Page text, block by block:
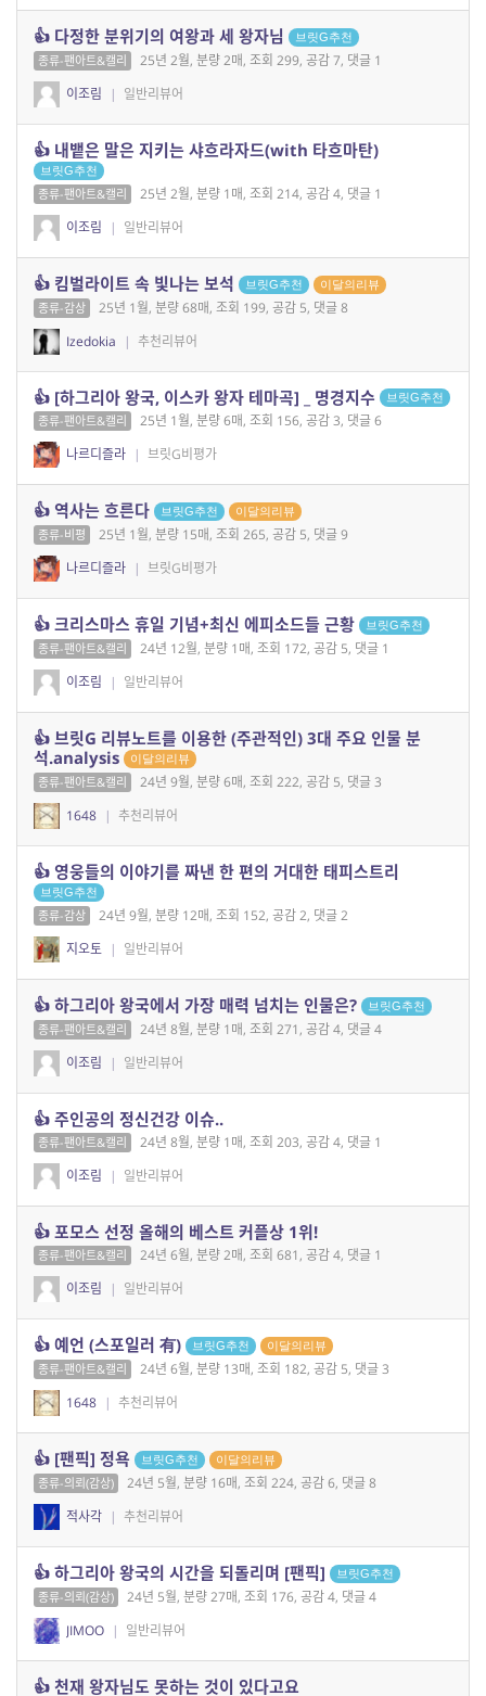
👍 다정한 분위기의 여왕과 세 왕자님 브릿G추천
종류-팬아트&캘리
25년 2월, 분량 2매, 조회 299, 공감 7, 댓글 1
이조림
| 일반리뷰어
👍 내뱉은 말은 지키는 샤흐라자드(with 타흐마탄)
브릿G추천
종류-팬아트&캘리
25년 2월, 분량 1매, 조회 214, 공감 4, 댓글 1
이조림
| 일반리뷰어
👍 킴벌라이트 속 빛나는 보석 브릿G추천 이달의리뷰
종류-감상
25년 1월, 분량 68매, 조회 199, 공감 5, 댓글 8
Izedokia
| 추천리뷰어
👍 [하그리아 왕국, 이스카 왕자 테마곡] _ 명경지수 브릿G추천
종류-팬아트&캘리
25년 1월, 분량 6매, 조회 156, 공감 3, 댓글 6
나르디즐라 | 브릿G비평가
👍 역사는 흐른다 브릿G추천 이달의리뷰
종류-비평
25년 1월, 분량 15매, 조회 265, 공감 5, 댓글 9
나르디즐라 | 브릿G비평가
👍 크리스마스 휴일 기념+최신 에피소드들 근황 브릿G추천
종류-팬아트&캘리
24년 12월, 분량 1매, 조회 172, 공감 5, 댓글 1
이조림
| 일반리뷰어
👍 브릿G 리뷰노트를 이용한 (주관적인) 3대 주요 인물 분
석.analysis
이달의리뷰
종류-팬아트&캘리
24년 9월, 분량 6매, 조회 222, 공감 5, 댓글 3
1648 | 추천리뷰어
👍 영웅들의 이야기를 짜낸 한 편의 거대한 태피스트리
브릿G추천
종류-감상
24년 9월, 분량 12매, 조회 152, 공감 2, 댓글 2
지오토 | 일반리뷰어
👍 하그리아 왕국에서 가장 매력 넘치는 인물은? 브릿G추천
종류-팬아트&캘리
24년 8월, 분량 1매, 조회 271, 공감 4, 댓글 4
이조림
| 일반리뷰어
👍 주인공의 정신건강 이슈..
종류-팬아트&캘리
24년 8월, 분량 1매, 조회 203, 공감 4, 댓글 1
이조림
| 일반리뷰어
👍 포모스 선정 올해의 베스트 커플상 1위!
종류-팬아트&캘리
24년 6월, 분량 2매, 조회 681, 공감 4, 댓글 1
이조림
| 일반리뷰어
👍 예언 (스포일러 有) 브릿G추천 이달의리뷰
종류-팬아트&캘리
24년 6월, 분량 13매, 조회 182, 공감 5, 댓글 3
1648 | 추천리뷰어
👍 [팬픽] 정욕 브릿G추천 이달의리뷰
종류-의뢰(감상)
24년 5월, 분량 16매, 조회 224, 공감 6, 댓글 8
적사각 | 추천리뷰어
👍 하그리아 왕국의 시간을 되돌리며 [팬픽] 브릿G추천
종류-의뢰(감상)
24년 5월, 분량 27매, 조회 176, 공감 4, 댓글 4
JIMOO | 일반리뷰어
👍 천재 왕자님도 못하는 것이 있다고요